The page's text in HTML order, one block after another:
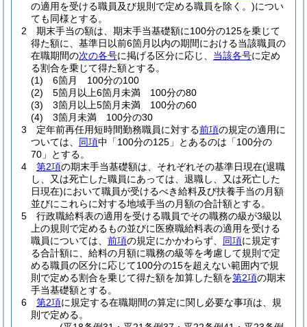
の適用を受ける職員及び規則で定める職員を除く。)につい
ても同様とする。
2
期末手当の額は、期末手当基礎額に100分の125を乗じて
得た額に、基準日以前6箇月以内の期間における当該職員の
在職期間の次の各号に掲げる区分に応じ、 当該各号に定め
る割合を乗じて得た額とする。
(1)
6箇月 100分の100
(2)
5箇月以上6箇月未満 100分の80
(3)
3箇月以上5箇月未満 100分の60
(4)
3箇月未満 100分の30
3
定年前再任用短時間勤務職員に対する前項の規定の適用に
ついては、 同項中「100分の125」とあるのは「100分の
70」とする。
4
第2項の期末手当基礎額は、それぞれその基準日現在(退職
し、又は死亡した職員にあっては、退職し、又は死亡した
日現在)において職員が受けるべき給料及び扶養手当の月額
並びにこれらに対する地域手当の月額の合計額とする。
5
行政職給料表の適用を受ける職員でその職務の級が3級以
上の規則で定めるもの並びに医療職給料表の適用を受ける
職員については、 前項の規定にかかわらず、 同項に規定す
る合計額に、給料の月額に職務の級等を考慮して規則で定
める職員の区分に応じて100分の15を超えない範囲内で規
則で定める割合を乗じて得た額を加算した額を第2項の期末
手当基礎額とする。
6
第2項に規定する在職期間の算定に関し必要な事項は、規
則で定める。